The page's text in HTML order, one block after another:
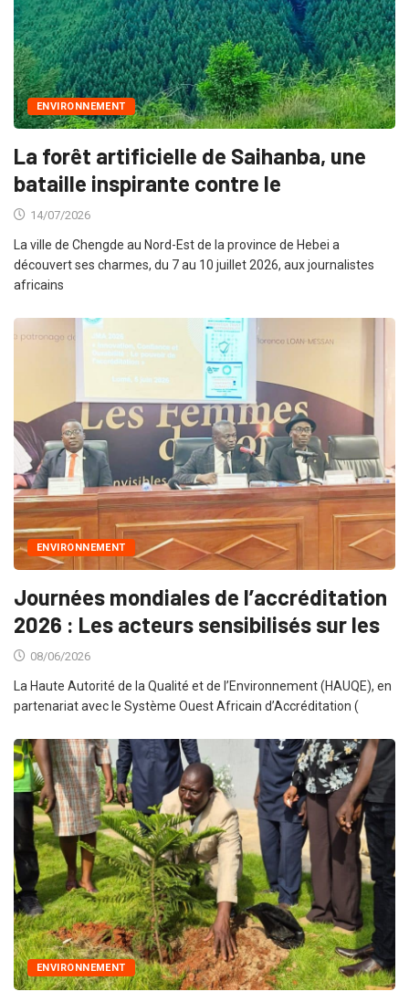
ENVIRONNEMENT
La forêt artificielle de Saihanba, une
bataille inspirante contre le
14/07/2026
La ville de Chengde au Nord-Est de la province de Hebei a
découvert ses charmes, du 7 au 10 juillet 2026, aux journalistes
africains
ENVIRONNEMENT
Journées mondiales de l’accréditation
2026 : Les acteurs sensibilisés sur les
08/06/2026
La Haute Autorité de la Qualité et de l’Environnement (HAUQE), en
partenariat avec le Système Ouest Africain d’Accréditation (
ENVIRONNEMENT